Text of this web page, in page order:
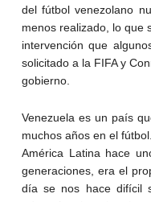
del fútbol venezolano
menos realizado, lo que
intervención que
solicitado a la FIFA y
gobierno.
Venezuela es un país
muchos años en el
América Latina hace
generaciones, era el
día se nos hace difícil